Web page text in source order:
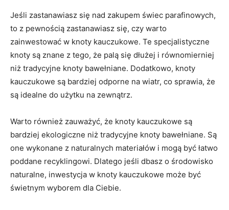
Jeśli zastanawiasz się nad zakupem świec⁤ parafinowych,​
to z pewnością zastanawiasz się, czy warto
zainwestować ⁢w knoty kauczukowe. Te ⁢specjalistyczne
knoty są znane‌ z tego, ⁣że ‍palą się dłużej ⁤i równomierniej
niż tradycyjne knoty bawełniane. Dodatkowo, knoty
kauczukowe są⁢ bardziej odporne na wiatr,⁤ co ⁢sprawia, że
są idealne do użytku na​ zewnątrz.
Warto również zauważyć, że⁢ knoty kauczukowe ⁣są
bardziej ekologiczne niż tradycyjne ‌knoty bawełniane. Są‍
one wykonane z naturalnych‍ materiałów ⁢i mogą być ⁢łatwo
​poddane recyklingowi. Dlatego⁢ jeśli​ dbasz o środowisko
naturalne, inwestycja w knoty kauczukowe⁤ może być
świetnym wyborem dla ‍Ciebie.